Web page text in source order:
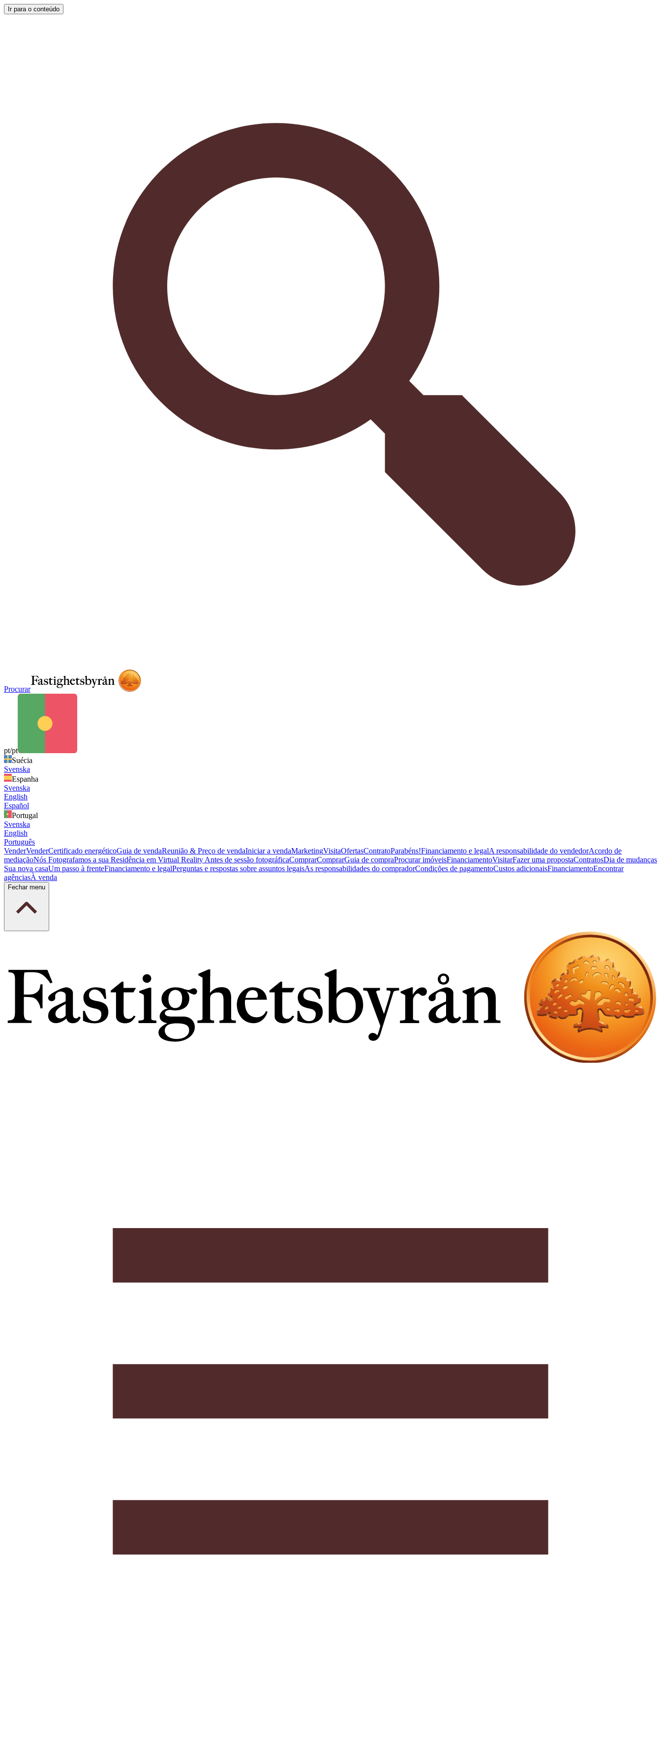
Ir para o conteúdo
Procurar
pt/pt
Suécia
Svenska
Espanha
Svenska
English
Español
Portugal
Svenska
English
Português
VenderVenderCertificado energéticoGuia de vendaReunião & Preço de vendaIniciar a vendaMarketingVisitaOfertasContratoParabéns!Financiamento e legalA responsabilidade do vendedorAcordo de
mediaçãoNós Fotografamos a sua Residência em Virtual Reality Antes de sessão fotográficaComprarComprarGuia de compraProcurar imóveisFinanciamentoVisitarFazer uma propostaContratosDia de mudanças
Sua nova casaUm passo à frenteFinanciamento e legalPerguntas e respostas sobre assuntos legaisAs responsabilidades do compradorCondições de pagamentoCustos adicionaisFinanciamentoEncontrar
agênciasÀ venda
Fechar menu